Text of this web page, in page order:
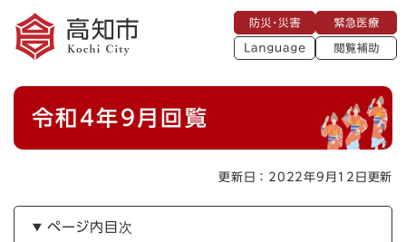
メニューを飛ばして本文へ
災
・
災
急
医
療
L
a
閲
助
本
令和4年9月回覧
更新日：2022年9月12日更新
ページ内目次